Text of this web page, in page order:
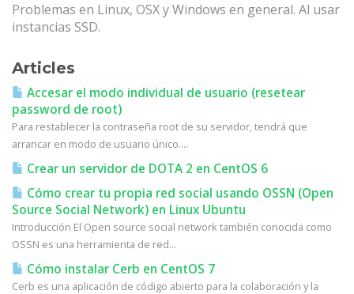
Problemas en Linux, OSX y Windows en general. Al usar
instancias SSD.
Articles
Accesar el modo individual de usuario (resetear
password de root)
Para restablecer la contraseña root de su servidor, tendrá que
arrancar en modo de usuario único....
Crear un servidor de DOTA 2 en CentOS 6
Cómo crear tu propia red social usando OSSN (Open
Source Social Network) en Linux Ubuntu
Introducción El Open source social network también conocida como
OSSN es una herramienta de red...
Cómo instalar Cerb en CentOS 7
Cerb es una aplicación de código abierto para la colaboración y la